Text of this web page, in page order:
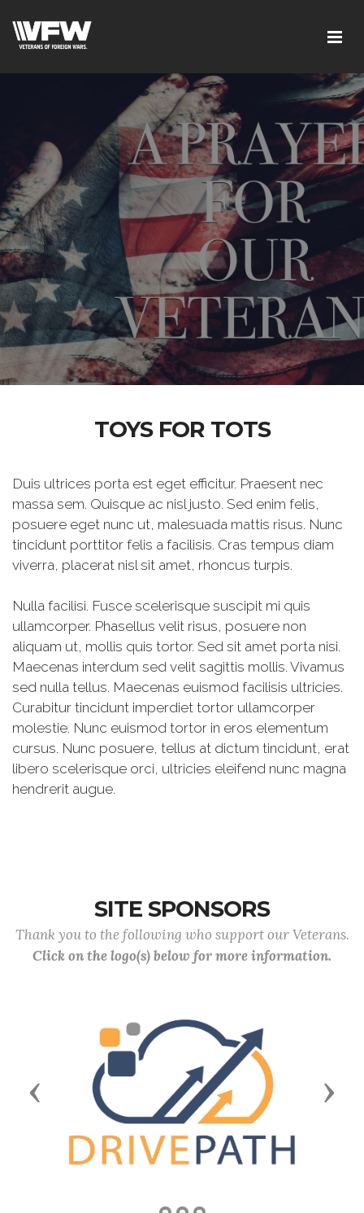
TOYS FOR TOTS
Duis ultrices porta est eget efficitur. Praesent nec
massa sem. Quisque ac nisl justo. Sed enim felis,
posuere eget nunc ut, malesuada mattis risus. Nunc
tincidunt porttitor felis a facilisis. Cras tempus diam
viverra, placerat nisl sit amet, rhoncus turpis.
Nulla facilisi. Fusce scelerisque suscipit mi quis
ullamcorper. Phasellus velit risus, posuere non
aliquam ut, mollis quis tortor. Sed sit amet porta nisi.
Maecenas interdum sed velit sagittis mollis. Vivamus
sed nulla tellus. Maecenas euismod facilisis ultricies.
Curabitur tincidunt imperdiet tortor ullamcorper
molestie. Nunc euismod tortor in eros elementum
cursus. Nunc posuere, tellus at dictum tincidunt, erat
libero scelerisque orci, ultricies eleifend nunc magna
hendrerit augue.
SITE SPONSORS
Thank you to the following who support our Veterans.
Click on the logo(s) below for more information.
Previous Next